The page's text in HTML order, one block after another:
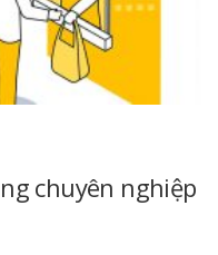
chuyên nghiệp